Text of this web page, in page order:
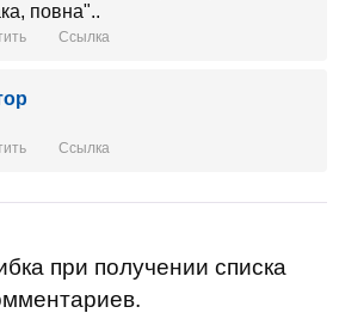
повна"..
Ссылка
Ссылка
при получении списка